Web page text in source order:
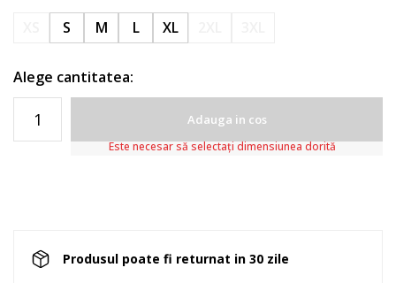
S M L XL
Alege cantitatea:
Adauga in cos
Este necesar să selectați dimensiunea dorită
Produsul poate fi returnat in 30 zile